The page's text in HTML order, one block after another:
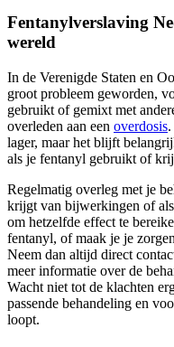
Fentanylverslaving
wereld
In de Verenigde Staten en
groot probleem geworden,
gebruikt of gemixt met
overleden aan een overdosis
lager, maar het blijft
als je fentanyl gebruikt of
Regelmatig overleg met je
krijgt van bijwerkingen of
om hetzelfde effect te
fentanyl, of maak je je
Neem dan altijd direct
meer informatie over de
Wacht niet tot de klachten
passende behandeling en
loopt.